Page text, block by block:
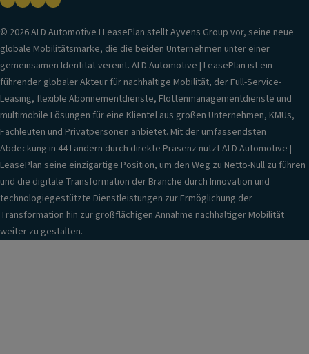
© 2026 ALD Automotive I LeasePlan stellt Ayvens Group vor, seine neue
globale Mobilitätsmarke, die die beiden Unternehmen unter einer
gemeinsamen Identität vereint. ALD Automotive | LeasePlan ist ein
führender globaler Akteur für nachhaltige Mobilität, der Full-Service-
Leasing, flexible Abonnementdienste, Flottenmanagementdienste und
multimobile Lösungen für eine Klientel aus großen Unternehmen, KMUs,
Fachleuten und Privatpersonen anbietet. Mit der umfassendsten
Abdeckung in 44 Ländern durch direkte Präsenz nutzt ALD Automotive |
LeasePlan seine einzigartige Position, um den Weg zu Netto-Null zu führen
und die digitale Transformation der Branche durch Innovation und
technologiegestützte Dienstleistungen zur Ermöglichung der
Transformation hin zur großflächigen Annahme nachhaltiger Mobilität
weiter zu gestalten.